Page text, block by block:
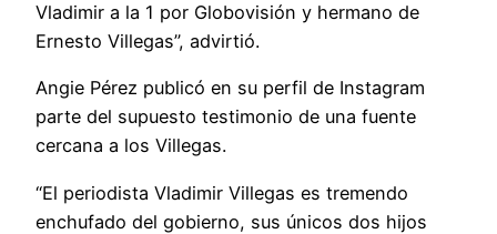
Vladimir a la 1 por Globovisión y hermano de
Ernesto Villegas”, advirtió.
Angie Pérez publicó en su perfil de Instagram
parte del supuesto testimonio de una fuente
cercana a los Villegas.
“El periodista Vladimir Villegas es tremendo
enchufado del gobierno, sus únicos dos hijos